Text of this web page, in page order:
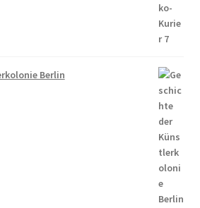
zur Gedenkstätte
Berlin